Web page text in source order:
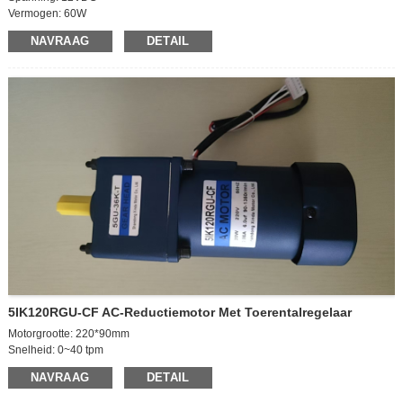
Vermogen: 60W
Motorgrootte: 130*90mm
Motortoerental: 1850-2200 tpm
Uitgaande as: enkele/dubbele as
Versnellingsbaksnelheidsverhouding: 40K
Draairichting: linksom/rechtsom
NAVRAAG DETAIL
5IK120RGU-CF AC-Reductiemotor Met Toerentalregelaar
Motorgrootte: 220*90mm
Snelheid: 0~40 tpm
Spanning: 220V
Vermogen: 120W
NAVRAAG DETAIL